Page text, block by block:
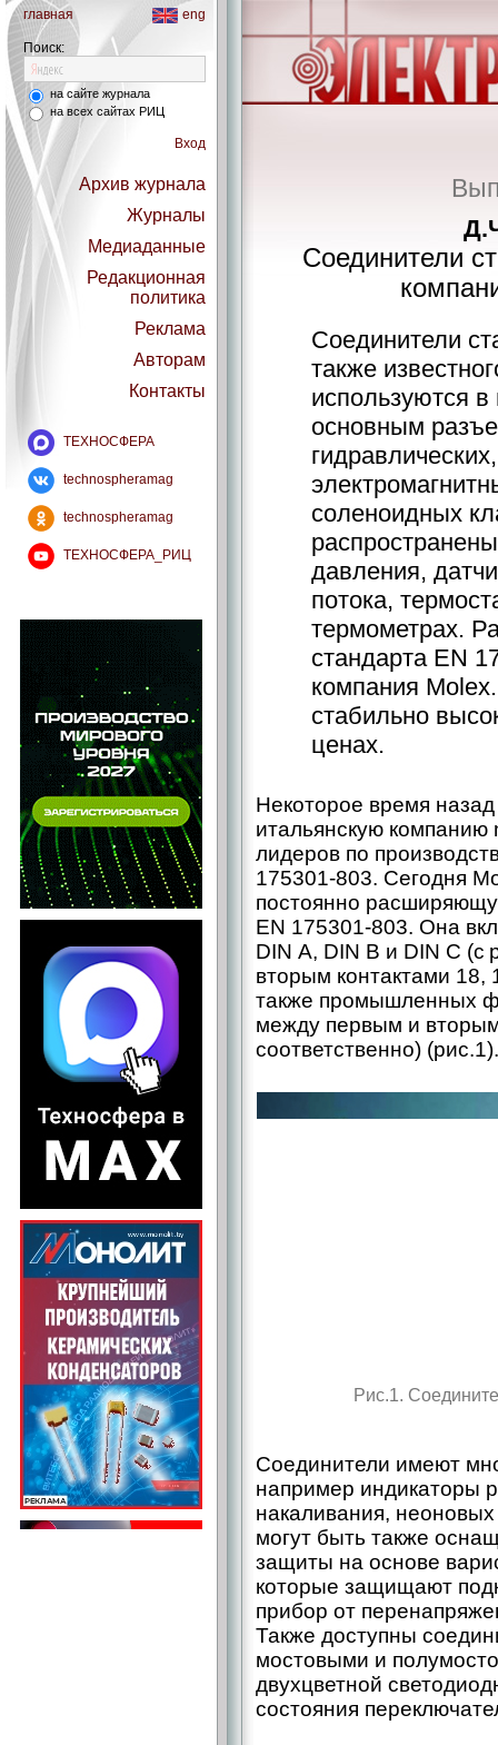
главная eng
Поиск:
на сайте журнала
на всех сайтах РИЦ
Вход
Архив журнала
Журналы
Медиаданные
Редакционная
политика
Реклама
Авторам
Контакты
ТЕХНОСФЕРА
technospheramag
technospheramag
ТЕХНОСФЕРА_РИЦ
Соединители
Соединители
также
используются
основным
соленоидных
давления,
потока,
термометрах.
стандарта EN
компания
стабильно
ценах.
Некоторое время
итальянскую компанию
лидеров по
175301-803. Сегодня
постоянно
EN 175301-803. Она
DIN А, DIN В и DIN С (с
вторым контактами 18,
также промышленных
между первым и
соответственно) (рис.1).
Рис.1.
Соединители имеют
например индикаторы
накаливания,
могут быть также
защиты на основе
которые защищают
прибор от
Также доступны
мостовыми и
двухцветной
состояния